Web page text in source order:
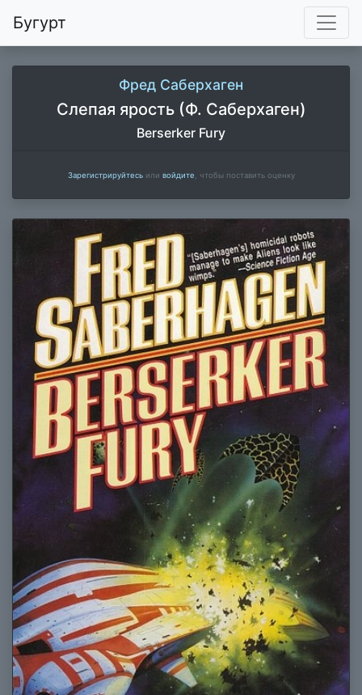
Бугурт
Фред Саберхаген
Слепая ярость (Ф. Саберхаген)
Berserker Fury
Зарегистрируйтесьили войдите , чтобы поставить оценку